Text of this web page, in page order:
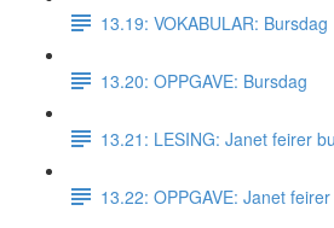
13.19: VOKABULAR: Bursdag
13.20: OPPGAVE: Bursdag
13.21: LESING: Janet feirer
13.22: OPPGAVE: Janet